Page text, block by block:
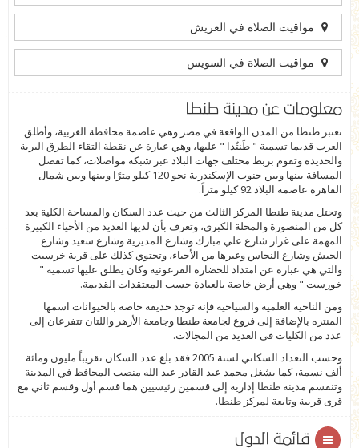
مواقيت الصلاة في العريش
مواقيت الصلاة في السويس
معلومات عن مدينة طنطا
تعتبر طنطا من المدن الواقعة في مصر وهي عاصمة محافظة الغربية، وأطلق
العرب قديما تسمية " طَنتُدا " عليها، وهي عبارة عن نقطة التقاء الطرق البرية
والحديدة وتقوم بربط مختلف جهات البلاد عبر شبكة مواصلات، كما تفصل
المسافة بينها وبين جنوب الإسكندرية نحو 120 كيلو مترًا وبينها وبين شمال
القاهرة عاصمة البلاد 92 كيلو متراً.
وتحتل مدينة طنطا المركز الثالث من حيث عدد السكان والمساحة الكلية بعد
كل من المنصورة والمحلة الكبرى، وتعرف بأن لديها العديد من الأحياء الكبيرة
المهمة على غرار شارع علي مبارك وشارع المديرية وشارع سعيد وشارع
الجيش وشارع النحاس وغيرها من الأحياء، وتحتوي كذلك على قرية خرسيت
والتي هي عبارة عن امتداد للحضارة الفرعونية وكان يطلق عليها تسمية "
خورست " وهي أرض خاصة بالعبادة حسب المعتقدات القديمة.
ومن الناحية العلمية والسياحية فإنه توجد حديقة خاصة بالحيوانات اسمها
المنتزه بالإضافة إلى فروع لجامعة طنطا وجامعة الأزهر واللتان تتفرعان إلى
عدد من الكليات في العديد من المجالات.
وحسب التعداد السكاني لسنة 2005 فقد بلغ عدد السكان تقريباً مليون ومائة
ألف نسمة، كما يشغل محمد عبد القادر عبد الله منصب المحافظ في المدينة
وتنقسم مدينة طنطا إدارية إلى قسمين رئيسيين هما قسم أول وقسم ثاني مع
قرى قريبة وتابعة لمركز طنطا.
قائمة الدول